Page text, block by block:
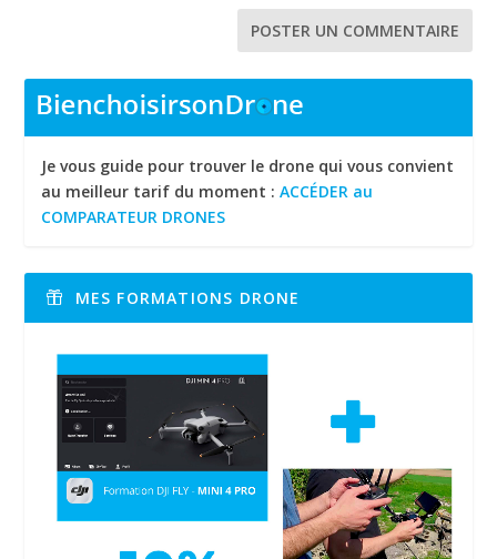
Je vous guide pour trouver le drone qui vous convient
au meilleur tarif du moment :ACCÉDER au
COMPARATEUR DRONES
MES FORMATIONS DRONE